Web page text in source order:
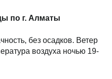
по г. Алматы
без осадков. Ветер
воздуха ночью 19-